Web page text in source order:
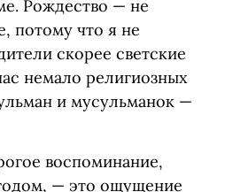
Рождество — не
потому что я не
скорее светские
немало религиозных
и мусульманок —
воспоминание,
— это ощущение